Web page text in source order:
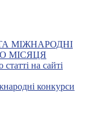
МІЖНАРОДНІ
МІСЯЦЯ
на сайті
конкурси